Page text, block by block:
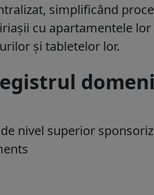
simplificând
cu apartamentele lor
și tabletelor lor.
nivel superior